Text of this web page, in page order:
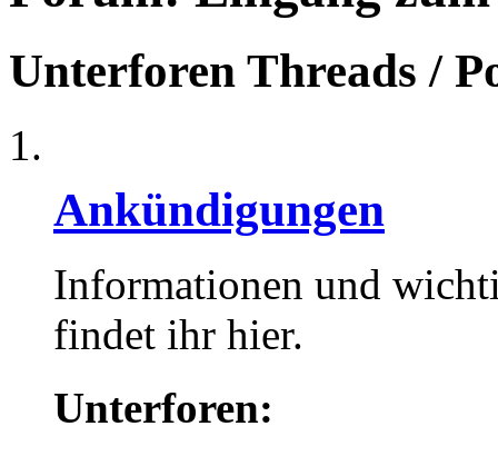
Unterforen Threads /
Ankündigungen
Informationen und
findet ihr hier.
Unterforen: